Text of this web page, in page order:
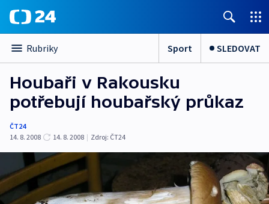
Rubriky Sport SLEDOVAT
Houbaři v Rakousku
potřebují houbařský průkaz
ČT24
14. 8. 2008
14. 8. 2008 | Zdroj: ČT24